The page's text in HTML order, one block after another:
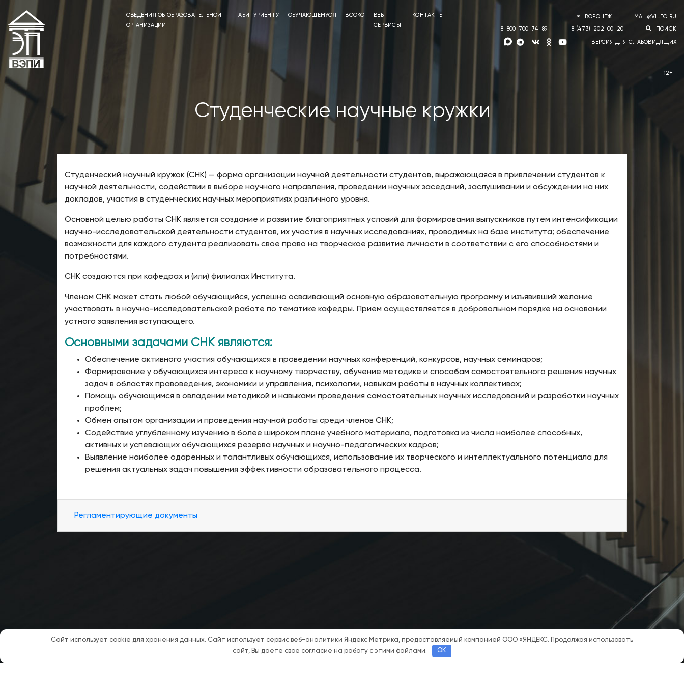
СВЕДЕНИЯ ОБ ОБРАЗОВАТЕЛЬНОЙ
ОРГАНИЗАЦИИ
АБИТУРИЕНТУ ОБУЧАЮЩЕМУСЯ ВСОКО
ВЕБ-
СЕРВИСЫ
КОНТАКТЫ ВОРОНЕЖ MAIL@VILEC.RU
8-800-700-74-89 8 (473)-202-00-20 ПОИСК
ВЕРСИЯ ДЛЯ СЛАБОВИДЯЩИХ
Студенческие научные кружки
Студенческий научный кружок (СНК) — форма организации научной деятельности студентов, выражающаяся в привлечении студентов к
научной деятельности, содействии в выборе научного направления, проведении научных заседаний, заслушивании и обсуждении на них
докладов, участия в студенческих научных мероприятиях различного уровня.
Основной целью работы СНК является создание и развитие благоприятных условий для формирования выпускников путем интенсификации
научно-исследовательской деятельности студентов, их участия в научных исследованиях, проводимых на базе института; обеспечение
возможности для каждого студента реализовать свое право на творческое развитие личности в соответствии с его способностями и
потребностями.
СНК создаются при кафедрах и (или) филиалах Института.
Членом СНК может стать любой обучающийся, успешно осваивающий основную образовательную программу и изъявивший желание
участвовать в научно-исследовательской работе по тематике кафедры. Прием осуществляется в добровольном порядке на основании
устного заявления вступающего.
Основными задачами СНК являются:
Обеспечение активного участия обучающихся в проведении научных конференций, конкурсов, научных семинаров;
Формирование у обучающихся интереса к научному творчеству, обучение методике и способам самостоятельного решения научных
задач в областях правоведения, экономики и управления, психологии, навыкам работы в научных коллективах;
Помощь обучающимся в овладении методикой и навыками проведения самостоятельных научных исследований и разработки научных
проблем;
Обмен опытом организации и проведения научной работы среди членов СНК;
Содействие углубленному изучению в более широком плане учебного материала, подготовка из числа наиболее способных,
активных и успевающих обучающихся резерва научных и научно-педагогических кадров;
Выявление наиболее одаренных и талантливых обучающихся, использование их творческого и интеллектуального потенциала для
решения актуальных задач повышения эффективности образовательного процесса.
Регламентирующие документы
Сайт использует cookie для хранения данных. Сайт использует сервис веб-аналитики Яндекс Метрика, предоставляемый компанией ООО «ЯНДЕКС. Продолжая использовать
сайт, Вы даете свое согласие на работу с этими файлами.
OK